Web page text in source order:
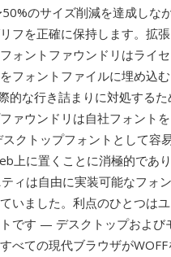
のサイズ削減を達成しな
フを正確に保持します。拡
ォントファウンドリはライセ
フォントファイルに埋め込
的な行き詰まりに対処するた
ァウンドリは自社フォント
クトップフォントとして容
上に置くことに消極的であ
ィは自由に実装可能なフォ
いました。利点のひとつは
です — デスクトップおよび
べての現代ブラウザがWOFF